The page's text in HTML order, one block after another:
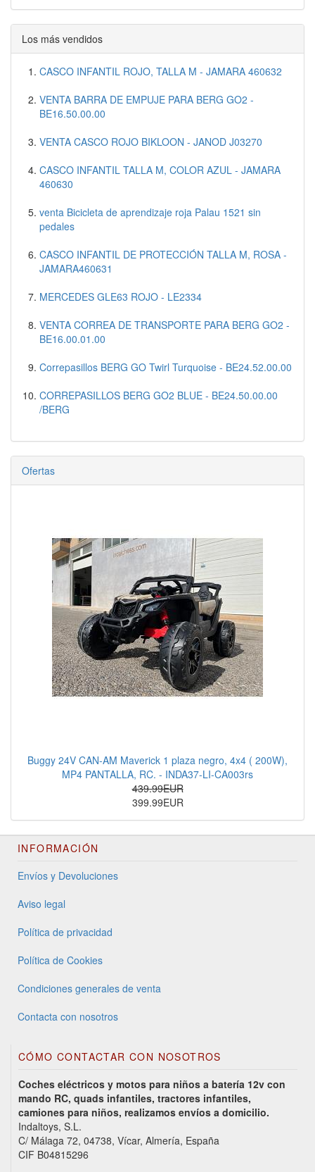
Los más vendidos
CASCO INFANTIL ROJO, TALLA M - JAMARA 460632
VENTA BARRA DE EMPUJE PARA BERG GO2 -
BE16.50.00.00
VENTA CASCO ROJO BIKLOON - JANOD J03270
CASCO INFANTIL TALLA M, COLOR AZUL - JAMARA
460630
venta Bicicleta de aprendizaje roja Palau 1521 sin
pedales
CASCO INFANTIL DE PROTECCIÓN TALLA M, ROSA -
JAMARA460631
MERCEDES GLE63 ROJO - LE2334
VENTA CORREA DE TRANSPORTE PARA BERG GO2 -
BE16.00.01.00
Correpasillos BERG GO Twirl Turquoise - BE24.52.00.00
CORREPASILLOS BERG GO2 BLUE - BE24.50.00.00
/BERG
Ofertas
Buggy 24V CAN-AM Maverick 1 plaza negro, 4x4 ( 200W),
MP4 PANTALLA, RC. - INDA37-LI-CA003rs
439.99EUR
399.99EUR
INFORMACIÓN
Envíos y Devoluciones
Aviso legal
Política de privacidad
Política de Cookies
Condiciones generales de venta
Contacta con nosotros
CÓMO CONTACTAR CON NOSOTROS
Coches eléctricos y motos para niños a batería 12v con
mando RC, quads infantiles, tractores infantiles,
camiones para niños, realizamos envíos a domicilio.
Indaltoys, S.L.
C/ Málaga 72, 04738, Vícar, Almería, España
CIF B04815296